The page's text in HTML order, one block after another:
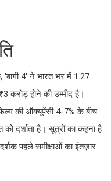
4' ने भारत भर में 1.27
करोड़ होने की उम्मीद है।
की ऑक्यूपेंसी 4-7% के बीच
दर्शाता है। सूत्रों का कहना है
पहले समीक्षाओं का इंतज़ार